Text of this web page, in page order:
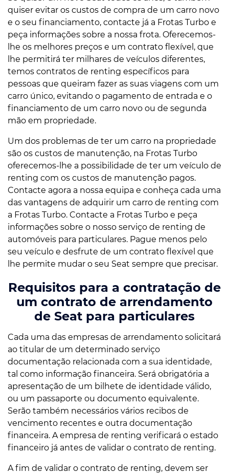
quiser evitar os custos de compra de um carro novo
e o seu financiamento, contacte já a Frotas Turbo e
peça informações sobre a nossa frota. Oferecemos-
lhe os melhores preços e um contrato flexível, que
lhe permitirá ter milhares de veículos diferentes,
temos contratos de renting específicos para
pessoas que queiram fazer as suas viagens com um
carro único, evitando o pagamento de entrada e o
financiamento de um carro novo ou de segunda
mão em propriedade.
Um dos problemas de ter um carro na propriedade
são os custos de manutenção, na Frotas Turbo
oferecemos-lhe a possibilidade de ter um veículo de
renting com os custos de manutenção pagos.
Contacte agora a nossa equipa e conheça cada uma
das vantagens de adquirir um carro de renting com
a Frotas Turbo. Contacte a Frotas Turbo e peça
informações sobre o nosso serviço de renting de
automóveis para particulares. Pague menos pelo
seu veículo e desfrute de um contrato flexível que
lhe permite mudar o seu Seat sempre que precisar.
Requisitos para a contratação de
um contrato de arrendamento
de Seat para particulares
Cada uma das empresas de arrendamento solicitará
ao titular de um determinado serviço
documentação relacionada com a sua identidade,
tal como informação financeira. Será obrigatória a
apresentação de um bilhete de identidade válido,
ou um passaporte ou documento equivalente.
Serão também necessários vários recibos de
vencimento recentes e outra documentação
financeira. A empresa de renting verificará o estado
financeiro já antes de validar o contrato de renting.
A fim de validar o contrato de renting, devem ser